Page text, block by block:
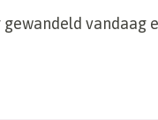
vandaag